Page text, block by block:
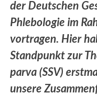
der Deutschen
Phlebologie im
vortragen. Hier
Standpunkt zur
parva (SSV)
unsere